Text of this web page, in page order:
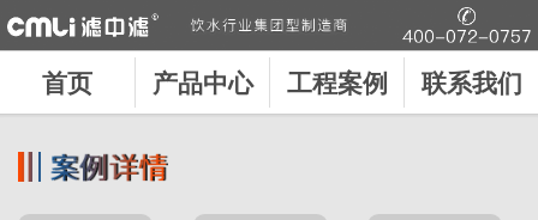
首页 产品中心 工程案例 联系我们